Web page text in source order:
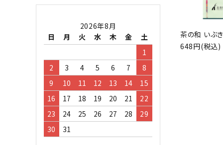
2026年8月
日
月 火 水 木 金
土
1
2
3 4 5 6 7
8
9
10 11 12 13 14
15
16
17 18 19 20 21
22
23
24 25 26 27 28
29
30
31
茶の和 いぶ
648円(税込)